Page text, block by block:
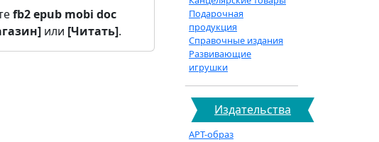
fb2epub mobi doc
или [Читать].
Подарочная
продукция
Справочные издания
Развивающие
игрушки
Издательства
АРТ-образ